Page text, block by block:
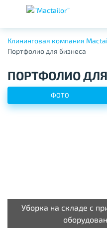
Клининговая компания
Портфолио для бизнеса
ПОРТФОЛИО
ФОТО
Уборка на складе с